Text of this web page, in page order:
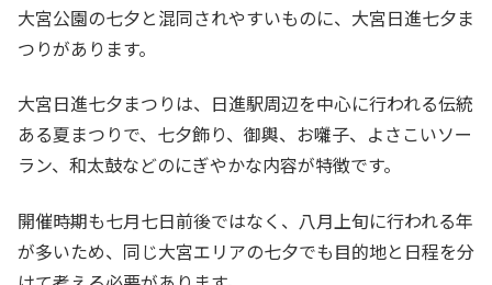
大宮公園の七夕と混同されやすいものに、大宮日進七夕ま
つりがあります。
大宮日進七夕まつりは、日進駅周辺を中心に行われる伝統
ある夏まつりで、七夕飾り、御輿、お囃子、よさこいソー
ラン、和太鼓などのにぎやかな内容が特徴です。
開催時期も七月七日前後ではなく、八月上旬に行われる年
が多いため、同じ大宮エリアの七夕でも目的地と日程を分